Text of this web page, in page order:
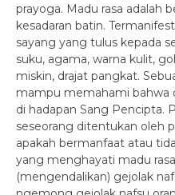
prayoga. Madu rasa adalah
kesadaran batin.
sayang yang tulus kepada
suku, agama, warna kulit,
miskin, drajat pangkat.
mampu memahami bahwa
di hadapan Sang Pencipta.
seseorang ditentukan oleh
apakah bermanfaat atau
yang menghayati madu
(mengendalikan) gejolak